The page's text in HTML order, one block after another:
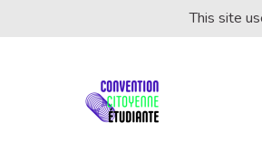
This site